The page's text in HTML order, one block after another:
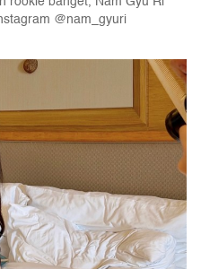
@nam_gyuri